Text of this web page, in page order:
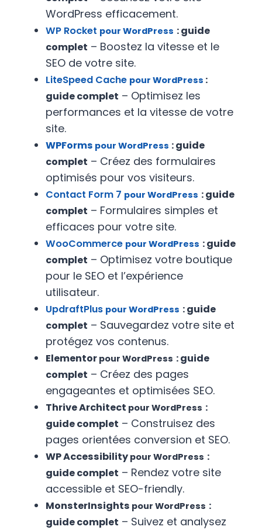
WordPress efficacement.
WP Rocket pour WordPress : guide
complet – Boostez la vitesse et le
SEO de votre site.
LiteSpeed Cache pour WordPress :
guide complet – Optimisez les
performances et la vitesse de votre
site.
WPForms pour WordPress : guide
complet – Créez des formulaires
optimisés pour vos visiteurs.
Contact Form 7 pour WordPress : guide
complet – Formulaires simples et
efficaces pour votre site.
WooCommerce pour WordPress : guide
complet – Optimisez votre boutique
pour le SEO et l’expérience
utilisateur.
UpdraftPlus pour WordPress : guide
complet – Sauvegardez votre site et
protégez vos contenus.
Elementor pour WordPress : guide
complet – Créez des pages
engageantes et optimisées SEO.
Thrive Architect pour WordPress :
guide complet – Construisez des
pages orientées conversion et SEO.
WP Accessibility pour WordPress :
guide complet – Rendez votre site
accessible et SEO-friendly.
MonsterInsights pour WordPress :
guide complet – Suivez et analysez